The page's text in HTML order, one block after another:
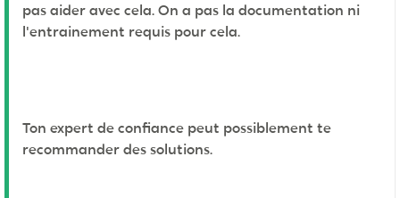
pas aider avec cela. On a pas la documentation ni
l'entrainement requis pour cela.
Ton expert de confiance peut possiblement te
recommander des solutions.